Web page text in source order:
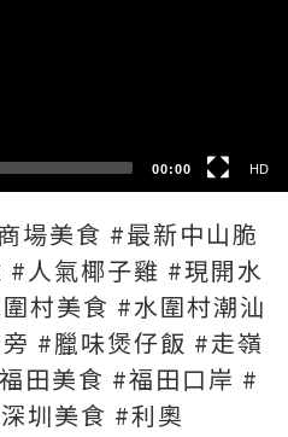
00:00 HD
場美食 #最新中山脆
人氣椰子雞 #現開水
村美食 #水圍村潮汕
#臘味煲仔飯 #走嶺
田美食 #福田口岸 #
圳美食 #利奧